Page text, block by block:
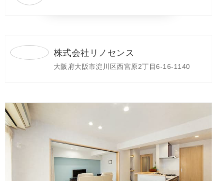
株式会社リノセンス
大阪府大阪市淀川区西宮原2丁目6-16-1140